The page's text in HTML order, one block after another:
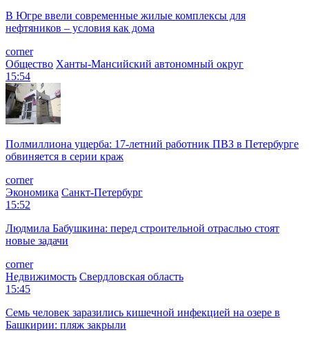
В Югре ввели современные жилые комплексы для
нефтяников – условия как дома
corner
Общество Ханты-Мансийский автономный округ
15:54
Полмиллиона ущерба: 17-летний работник ПВЗ в Петербурге
обвиняется в серии краж
corner
Экономика Санкт-Петербург
15:52
Людмила Бабушкина: перед строительной отраслью стоят
новые задачи
corner
Недвижимость Свердловская область
15:45
Семь человек заразились кишечной инфекцией на озере в
Башкирии: пляж закрыли